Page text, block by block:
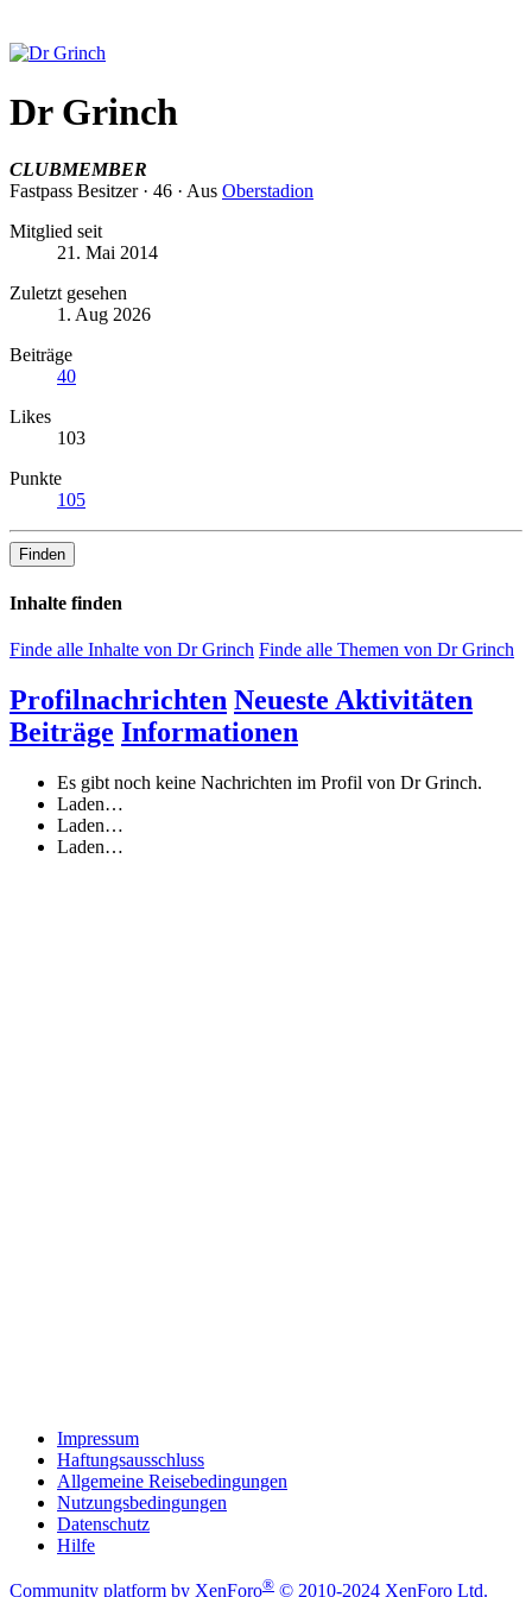
Dr Grinch
CLUBMEMBER
Fastpass Besitzer · 46 · Aus Oberstadion
Mitglied seit
21. Mai 2014
Zuletzt gesehen
1. Aug 2026
Beiträge
40
Likes
103
Punkte
105
Finden
Inhalte finden
Finde alle Inhalte von Dr Grinch Finde alle Themen von Dr Grinch
Profilnachrichten Neueste Aktivitäten
Beiträge Informationen
Es gibt noch keine Nachrichten im Profil von Dr Grinch.
Laden…
Laden…
Laden…
Impressum
Haftungsausschluss
Allgemeine Reisebedingungen
Nutzungsbedingungen
Datenschutz
Hilfe
Community platform by XenForo® © 2010-2024 XenForo Ltd.